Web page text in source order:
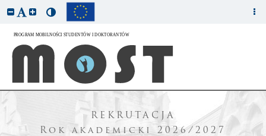
REKRUTACJA
Rok akademicki 2026/2027